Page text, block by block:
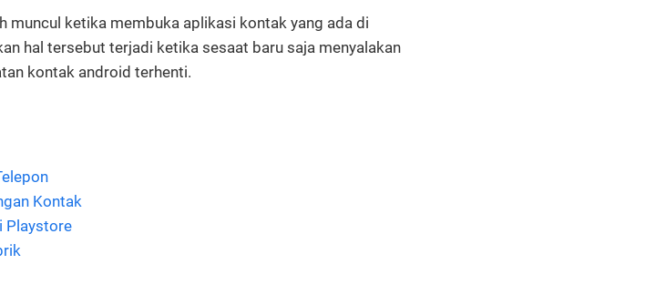
muncul ketika membuka aplikasi kontak yang ada di
hal tersebut terjadi ketika sesaat baru saja menyalakan
kontak android terhenti.
Kontak
Playstore